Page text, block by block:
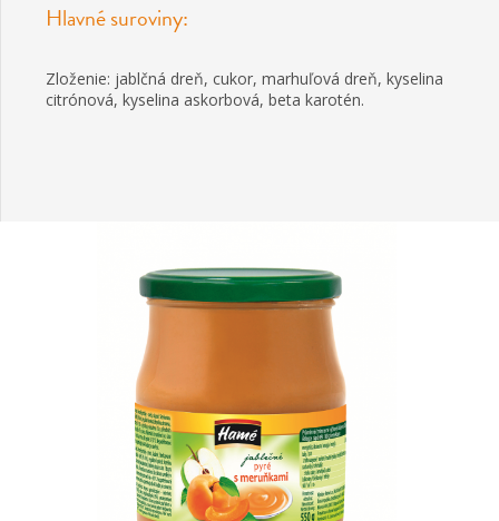
Hlavné suroviny:
Zloženie: jablčná dreň, cukor, marhuľová dreň, kyselina
citrónová, kyselina askorbová, beta karotén.